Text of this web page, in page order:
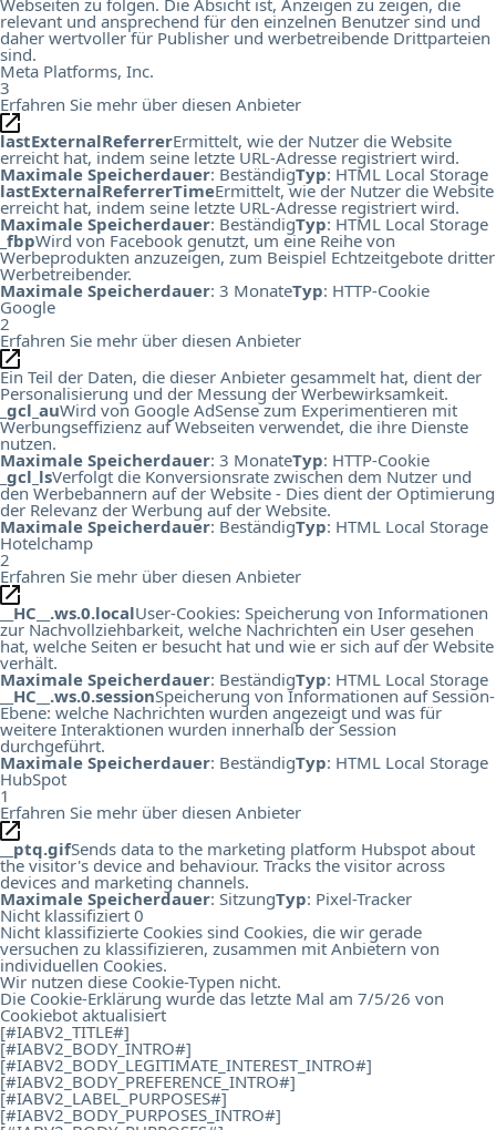
relevant und ansprechend für den einzelnen Benutzer sind und
daher wertvoller für Publisher und werbetreibende Drittparteien
sind.
Meta Platforms, Inc.
3
Erfahren Sie mehr über diesen Anbieter
lastExternalReferrerErmittelt, wie der Nutzer die Website
erreicht hat, indem seine letzte URL-Adresse registriert wird.
Maximale Speicherdauer: BeständigTyp: HTML Local Storage
lastExternalReferrerTimeErmittelt, wie der Nutzer die Website
erreicht hat, indem seine letzte URL-Adresse registriert wird.
Maximale Speicherdauer: BeständigTyp: HTML Local Storage
_fbpWird von Facebook genutzt, um eine Reihe von
Werbeprodukten anzuzeigen, zum Beispiel Echtzeitgebote dritter
Werbetreibender.
Maximale Speicherdauer: 3 MonateTyp: HTTP-Cookie
Google
2
Erfahren Sie mehr über diesen Anbieter
Ein Teil der Daten, die dieser Anbieter gesammelt hat, dient der
Personalisierung und der Messung der Werbewirksamkeit.
_gcl_auWird von Google AdSense zum Experimentieren mit
Werbungseffizienz auf Webseiten verwendet, die ihre Dienste
nutzen.
Maximale Speicherdauer: 3 MonateTyp: HTTP-Cookie
_gcl_lsVerfolgt die Konversionsrate zwischen dem Nutzer und
den Werbebannern auf der Website - Dies dient der Optimierung
der Relevanz der Werbung auf der Website.
Maximale Speicherdauer: BeständigTyp: HTML Local Storage
Hotelchamp
2
Erfahren Sie mehr über diesen Anbieter
__HC__.ws.0.localUser-Cookies: Speicherung von Informationen
zur Nachvollziehbarkeit, welche Nachrichten ein User gesehen
hat, welche Seiten er besucht hat und wie er sich auf der Website
verhält.
Maximale Speicherdauer: BeständigTyp: HTML Local Storage
__HC__.ws.0.sessionSpeicherung von Informationen auf Session-
Ebene: welche Nachrichten wurden angezeigt und was für
weitere Interaktionen wurden innerhalb der Session
durchgeführt.
Maximale Speicherdauer: BeständigTyp: HTML Local Storage
HubSpot
1
Erfahren Sie mehr über diesen Anbieter
__ptq.gifSends data to the marketing platform Hubspot about
the visitor's device and behaviour. Tracks the visitor across
devices and marketing channels.
Maximale Speicherdauer: SitzungTyp: Pixel-Tracker
Nicht klassifiziert 0
Nicht klassifizierte Cookies sind Cookies, die wir gerade
versuchen zu klassifizieren, zusammen mit Anbietern von
individuellen Cookies.
Wir nutzen diese Cookie-Typen nicht.
Die Cookie-Erklärung wurde das letzte Mal am 7/5/26 von
Cookiebot aktualisiert
[#IABV2_TITLE#]
[#IABV2_BODY_INTRO#]
[#IABV2_BODY_LEGITIMATE_INTEREST_INTRO#]
[#IABV2_BODY_PREFERENCE_INTRO#]
[#IABV2_LABEL_PURPOSES#]
[#IABV2_BODY_PURPOSES_INTRO#]